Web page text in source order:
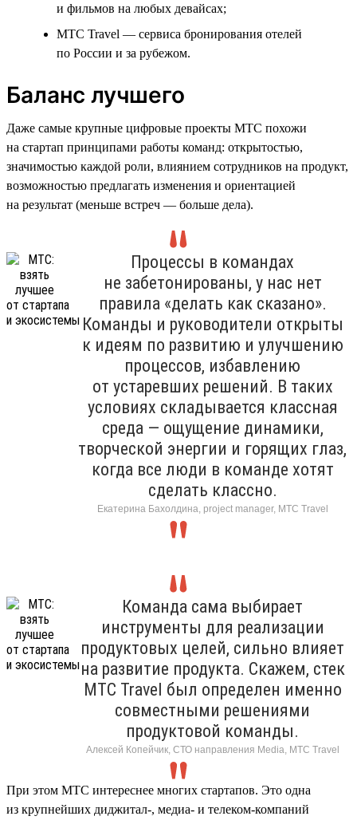
и фильмов на любых девайсах;
МТС Travel — сервиса бронирования отелей
по России и за рубежом.
Баланс лучшего
Даже самые крупные цифровые проекты МТС похожи
на стартап принципами работы команд: открытостью,
значимостью каждой роли, влиянием сотрудников на продукт,
возможностью предлагать изменения и ориентацией
на результат (меньше встреч — больше дела).
Процессы в командах
не забетонированы, у нас нет
правила «делать как сказано».
Команды и руководители открыты
к идеям по развитию и улучшению
процессов, избавлению
от устаревших решений. В таких
условиях складывается классная
среда — ощущение динамики,
творческой энергии и горящих глаз,
когда все люди в команде хотят
сделать классно.
Екатерина Бахолдина, project manager, МТС Travel
Команда сама выбирает
инструменты для реализации
продуктовых целей, сильно влияет
на развитие продукта. Скажем, стек
МТС Travel был определен именно
совместными решениями
продуктовой команды.
Алексей Копейчик, СТО направления Media, МТС Travel
При этом МТС интереснее многих стартапов. Это одна
из крупнейших диджитал-, медиа- и телеком-компаний